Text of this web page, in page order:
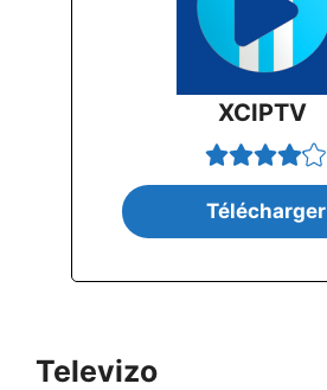
XCIPTV
Télécharger
Televizo